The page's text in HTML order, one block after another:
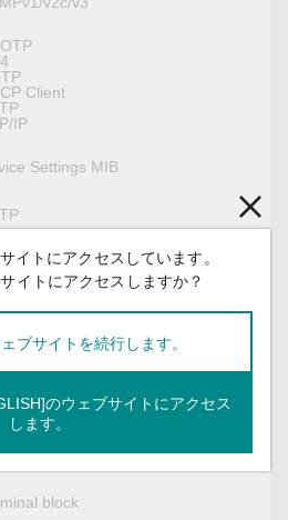
Client
IP
Settings MIB
2, 3, 4, 5, 6, 15, 16
block
イトにアクセスしています。
イトにアクセスしますか？
ブサイトを続行します。
のウェブサイトにアクセス
します。